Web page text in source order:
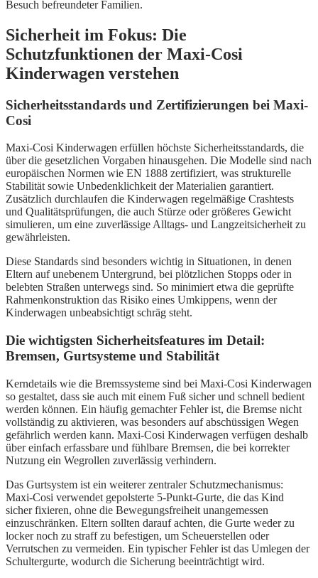
Besuch befreundeter Familien.
Sicherheit im Fokus: Die
Schutzfunktionen der Maxi-Cosi
Kinderwagen verstehen
Sicherheitsstandards und Zertifizierungen bei Maxi-
Cosi
Maxi-Cosi Kinderwagen erfüllen höchste Sicherheitsstandards, die
über die gesetzlichen Vorgaben hinausgehen. Die Modelle sind nach
europäischen Normen wie EN 1888 zertifiziert, was strukturelle
Stabilität sowie Unbedenklichkeit der Materialien garantiert.
Zusätzlich durchlaufen die Kinderwagen regelmäßige Crashtests
und Qualitätsprüfungen, die auch Stürze oder größeres Gewicht
simulieren, um eine zuverlässige Alltags- und Langzeitsicherheit zu
gewährleisten.
Diese Standards sind besonders wichtig in Situationen, in denen
Eltern auf unebenem Untergrund, bei plötzlichen Stopps oder in
belebten Straßen unterwegs sind. So minimiert etwa die geprüfte
Rahmenkonstruktion das Risiko eines Umkippens, wenn der
Kinderwagen unbeabsichtigt schräg steht.
Die wichtigsten Sicherheitsfeatures im Detail:
Bremsen, Gurtsysteme und Stabilität
Kerndetails wie die Bremssysteme sind bei Maxi-Cosi Kinderwagen
so gestaltet, dass sie auch mit einem Fuß sicher und schnell bedient
werden können. Ein häufig gemachter Fehler ist, die Bremse nicht
vollständig zu aktivieren, was besonders auf abschüssigen Wegen
gefährlich werden kann. Maxi-Cosi Kinderwagen verfügen deshalb
über einfach erfassbare und fühlbare Bremsen, die bei korrekter
Nutzung ein Wegrollen zuverlässig verhindern.
Das Gurtsystem ist ein weiterer zentraler Schutzmechanismus:
Maxi-Cosi verwendet gepolsterte 5-Punkt-Gurte, die das Kind
sicher fixieren, ohne die Bewegungsfreiheit unangemessen
einzuschränken. Eltern sollten darauf achten, die Gurte weder zu
locker noch zu straff zu befestigen, um Scheuerstellen oder
Verrutschen zu vermeiden. Ein typischer Fehler ist das Umlegen der
Schultergurte, wodurch die Sicherung beeinträchtigt wird.